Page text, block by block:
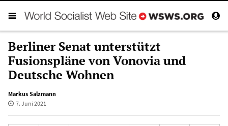
Berliner Senat unterstützt
Fusionspläne von Vonovia und
Deutsche Wohnen
Markus Salzmann
7. Juni 2021